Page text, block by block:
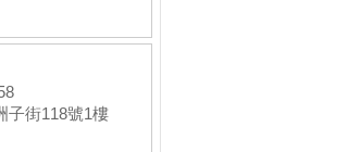
子街118號1樓